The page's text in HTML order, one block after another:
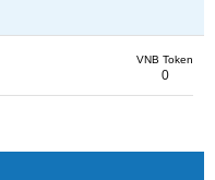
VNB Token
0